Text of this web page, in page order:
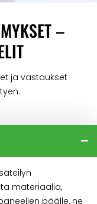
–
ja vastaukset
materiaalia,
päälle, ne